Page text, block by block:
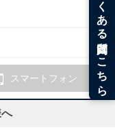
スマートフォン